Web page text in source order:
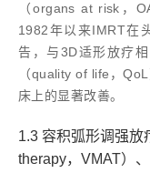
（organs at risk，
1982年以来IMRT在
告，与3D适形放疗
（quality of life，
床上的显著改善。
1.3 容积弧形调强放
therapy，VMAT）